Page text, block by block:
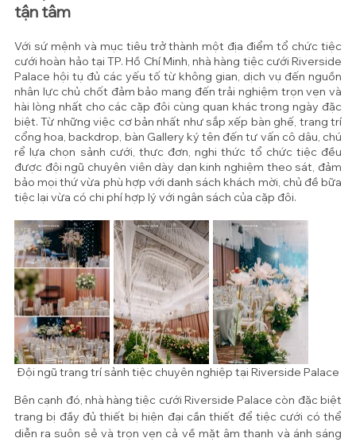
tận tâm
Với sứ mệnh và mục tiêu trở thành một địa điểm tổ chức tiệc
cưới hoàn hảo tại TP. Hồ Chí Minh, nhà hàng tiệc cưới Riverside
Palace hội tụ đủ các yếu tố từ không gian, dịch vụ đến nguồn
nhân lực chủ chốt đảm bảo mang đến trải nghiệm trọn vẹn và
hài lòng nhất cho các cặp đôi cùng quan khác trong ngày đặc
biệt. Từ những việc cơ bản nhất như sắp xếp bàn ghế, trang trí
cổng hoa, backdrop, bàn Gallery ký tên đến tư vấn cô dâu, chú
rể lựa chọn sảnh cưới, thực đơn, nghi thức tổ chức tiệc đều
được đội ngũ chuyên viên dày dạn kinh nghiệm theo sát, đảm
bảo mọi thứ vừa phù hợp với danh sách khách mời, chủ đề bữa
tiệc lại vừa có chi phí hợp lý với ngân sách của cặp đôi.
Đội ngũ trang trí sảnh tiệc chuyên nghiệp tại Riverside Palace
Bên cạnh đó, nhà hàng tiệc cưới Riverside Palace còn đặc biệt
trang bị đầy đủ thiết bị hiện đại cần thiết để tiệc cưới có thể
diễn ra suôn sẻ và trọn vẹn cả về mặt âm thanh và ánh sáng